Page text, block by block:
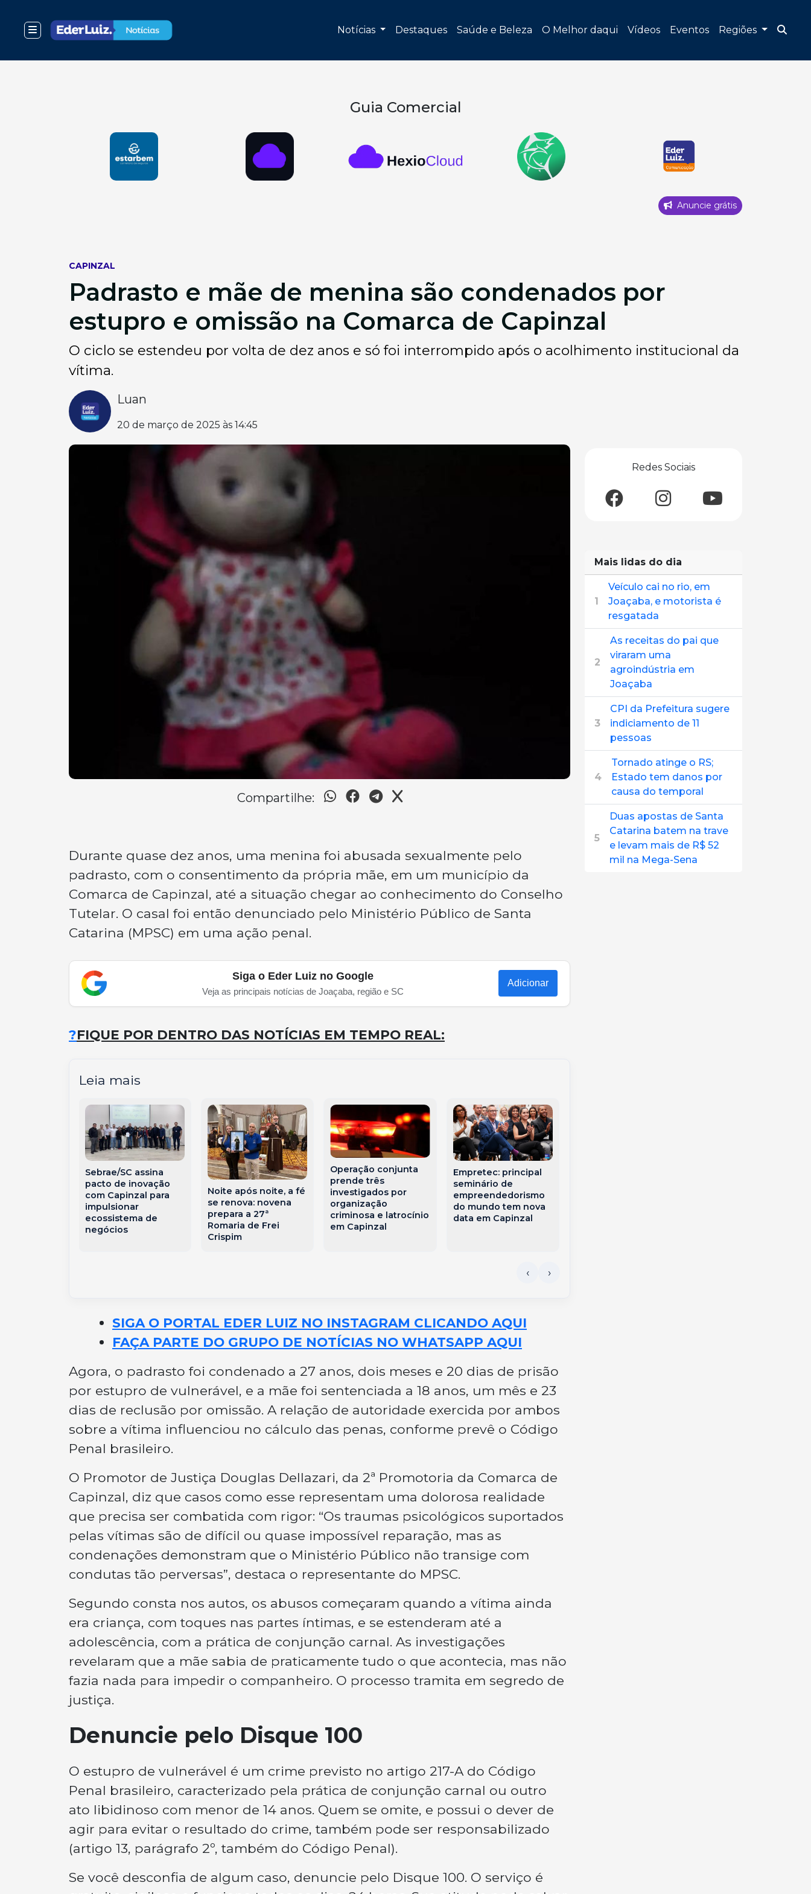
Notícias Destaques Saúde e Beleza O Melhor daqui Vídeos Eventos Regiões
Guia Comercial
Anuncie grátis
CAPINZAL
Padrasto e mãe de menina são condenados por
estupro e omissão na Comarca de Capinzal
O ciclo se estendeu por volta de dez anos e só foi interrompido após o acolhimento institucional da
vítima.
Luan
20 de março de 2025 às 14:45
Compartilhe:
Durante quase dez anos, uma menina foi abusada sexualmente pelo
padrasto, com o consentimento da própria mãe, em um município da
Comarca de Capinzal, até a situação chegar ao conhecimento do Conselho
Tutelar. O casal foi então denunciado pelo Ministério Público de Santa
Catarina (MPSC) em uma ação penal.
Siga o Eder Luiz no Google
Veja as principais notícias de Joaçaba, região e SC
Adicionar
?FIQUE POR DENTRO DAS NOTÍCIAS EM TEMPO REAL:
Leia mais
Sebrae/SC assina
pacto de inovação
com Capinzal para
impulsionar
ecossistema de
negócios
Noite após noite, a fé
se renova: novena
prepara a 27ª
Romaria de Frei
Crispim
Operação conjunta
prende três
investigados por
organização
criminosa e latrocínio
em Capinzal
Empretec: principal
seminário de
empreendedorismo
do mundo tem nova
data em Capinzal
SIGA O PORTAL EDER LUIZ NO INSTAGRAM CLICANDO AQUI
FAÇA PARTE DO GRUPO DE NOTÍCIAS NO WHATSAPP AQUI
Agora, o padrasto foi condenado a 27 anos, dois meses e 20 dias de prisão
por estupro de vulnerável, e a mãe foi sentenciada a 18 anos, um mês e 23
dias de reclusão por omissão. A relação de autoridade exercida por ambos
sobre a vítima influenciou no cálculo das penas, conforme prevê o Código
Penal brasileiro.
O Promotor de Justiça Douglas Dellazari, da 2ª Promotoria da Comarca de
Capinzal, diz que casos como esse representam uma dolorosa realidade
que precisa ser combatida com rigor: “Os traumas psicológicos suportados
pelas vítimas são de difícil ou quase impossível reparação, mas as
condenações demonstram que o Ministério Público não transige com
condutas tão perversas”, destaca o representante do MPSC.
Segundo consta nos autos, os abusos começaram quando a vítima ainda
era criança, com toques nas partes íntimas, e se estenderam até a
adolescência, com a prática de conjunção carnal. As investigações
revelaram que a mãe sabia de praticamente tudo o que acontecia, mas não
fazia nada para impedir o companheiro. O processo tramita em segredo de
justiça.
Denuncie pelo Disque 100
O estupro de vulnerável é um crime previsto no artigo 217-A do Código
Penal brasileiro, caracterizado pela prática de conjunção carnal ou outro
ato libidinoso com menor de 14 anos. Quem se omite, e possui o dever de
agir para evitar o resultado do crime, também pode ser responsabilizado
(artigo 13, parágrafo 2º, também do Código Penal).
Se você desconfia de algum caso, denuncie pelo Disque 100. O serviço é
Redes Sociais
Mais lidas do dia
1
Veículo cai no rio, em
Joaçaba, e motorista é
resgatada
2
As receitas do pai que
viraram uma
agroindústria em
Joaçaba
3
CPI da Prefeitura sugere
indiciamento de 11
pessoas
4
Tornado atinge o RS;
Estado tem danos por
causa do temporal
5
Duas apostas de Santa
Catarina batem na trave
e levam mais de R$ 52
mil na Mega-Sena